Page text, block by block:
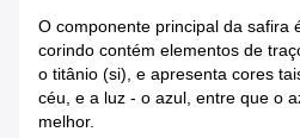
O componente principal da safira
corindo contém elementos de
o titânio (si), e apresenta cores
céu, e a luz - o azul, entre que o
melhor.